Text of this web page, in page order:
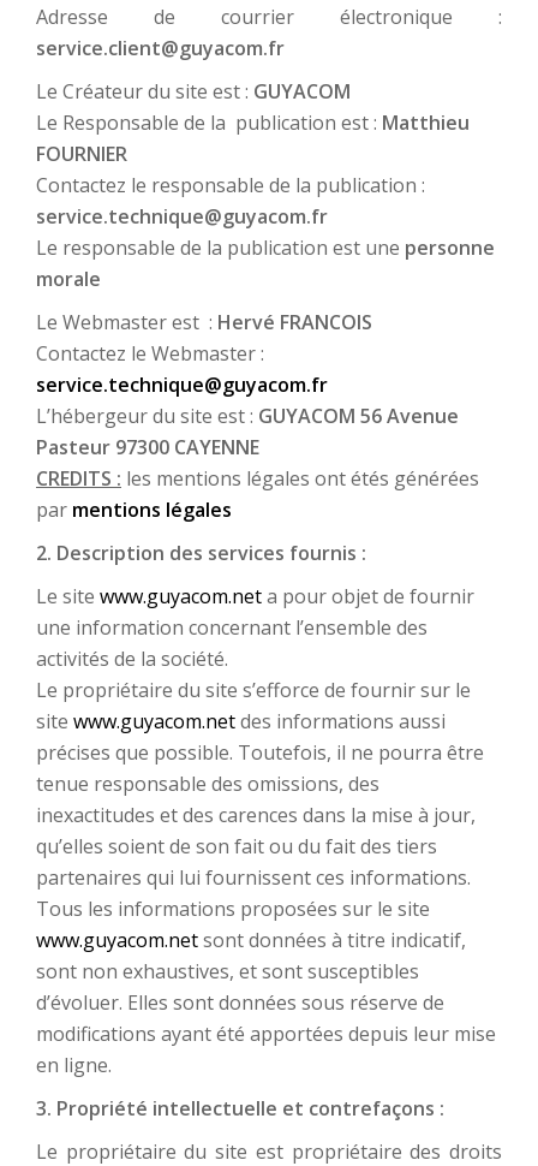
Adresse de courrier électronique :
service.client@guyacom.fr
Le Créateur du site est : GUYACOM
Le Responsable de la publication est : Matthieu
FOURNIER
Contactez le responsable de la publication :
service.technique@guyacom.fr
Le responsable de la publication est une personne
morale
Le Webmaster est : Hervé FRANCOIS
Contactez le Webmaster :
service.technique@guyacom.fr
L’hébergeur du site est : GUYACOM 56 Avenue
Pasteur 97300 CAYENNE
CREDITS : les mentions légales ont étés générées
par mentions légales
2. Description des services fournis :
Le site www.guyacom.neta pour objet de fournir
une information concernant l’ensemble des
activités de la société.
Le propriétaire du site s’efforce de fournir sur le
site www.guyacom.netdes informations aussi
précises que possible. Toutefois, il ne pourra être
tenue responsable des omissions, des
inexactitudes et des carences dans la mise à jour,
qu’elles soient de son fait ou du fait des tiers
partenaires qui lui fournissent ces informations.
Tous les informations proposées sur le site
www.guyacom.netsont données à titre indicatif,
sont non exhaustives, et sont susceptibles
d’évoluer. Elles sont données sous réserve de
modifications ayant été apportées depuis leur mise
en ligne.
3. Propriété intellectuelle et contrefaçons :
Le propriétaire du site est propriétaire des droits